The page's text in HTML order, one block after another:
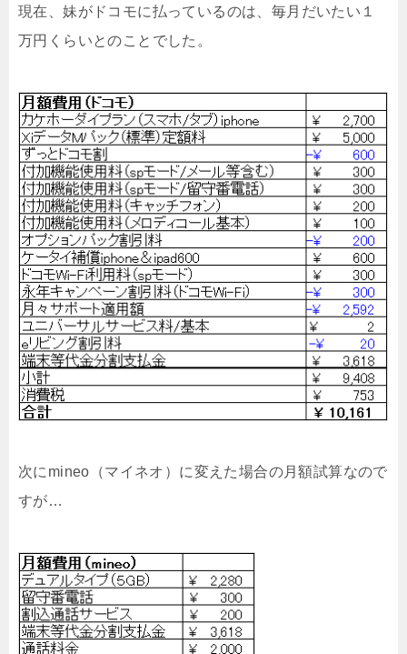
現在、妹がドコモに払っているのは、毎月だいたい１
万円くらいとのことでした。
次にmineo（マイネオ）に変えた場合の月額試算なので
すが…